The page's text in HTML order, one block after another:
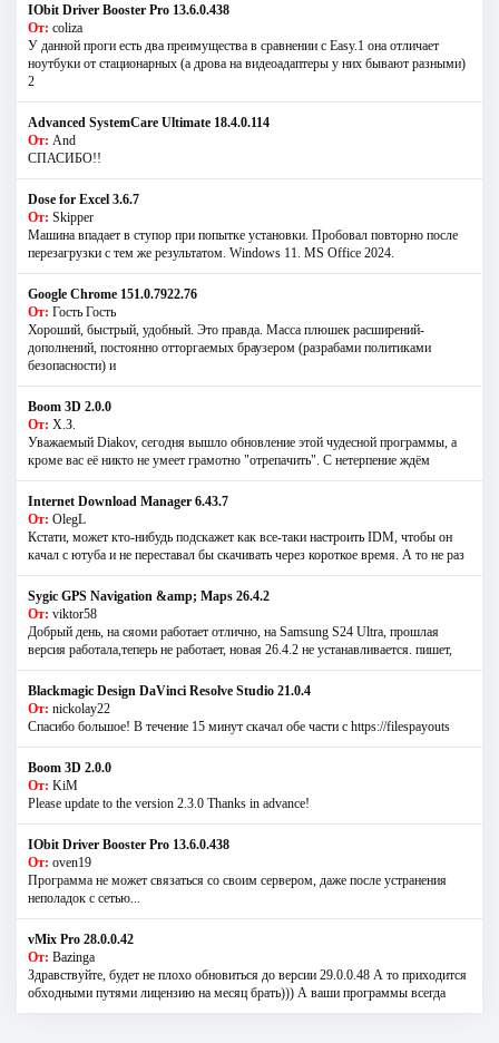
IObit Driver Booster Pro 13.6.0.438
От: coliza
У данной проги есть два преимущества в сравнении с Easy.1 она отличает
ноутбуки от стационарных (а дрова на видеоадаптеры у них бывают разными)
2
Advanced SystemCare Ultimate 18.4.0.114
От: And
СПАСИБО!!
Dose for Excel 3.6.7
От: Skipper
Машина впадает в ступор при попытке установки. Пробовал повторно после
перезагрузки с тем же результатом. Windows 11. MS Offiсe 2024.
Google Chrome 151.0.7922.76
От: Гость Гость
Хороший, быстрый, удобный. Это правда. Масса плюшек расширений-
дополнений, постоянно отторгаемых браузером (разрабами политиками
безопасности) и
Boom 3D 2.0.0
От: Х.З.
Уважаемый Diakov, сегодня вышло обновление этой чудесной программы, а
кроме вас её никто не умеет грамотно "отрепачить". С нетерпение ждём
Internet Download Manager 6.43.7
От: OlegL
Кстати, может кто-нибудь подскажет как все-таки настроить IDM, чтобы он
качал с ютуба и не переставал бы скачивать через короткое время. А то не раз
Sygic GPS Navigation &amp; Maps 26.4.2
От: viktor58
Добрый день, на сяоми работает отлично, на Samsung S24 Ultra, прошлая
версия работала,теперь не работает, новая 26.4.2 не устанавливается. пишет,
Blackmagic Design DaVinci Resolve Studio 21.0.4
От: nickolay22
Спасибо большое! В течение 15 минут скачал обе части с https://filespayouts
Boom 3D 2.0.0
От: KiM
Please update to the version 2.3.0 Thanks in advance!
IObit Driver Booster Pro 13.6.0.438
От: oven19
Программа не может связаться со своим сервером, даже после устранения
неполадок с сетью...
vMix Pro 28.0.0.42
От: Bazinga
Здравствуйте, будет не плохо обновиться до версии 29.0.0.48 А то приходится
обходными путями лицензию на месяц брать))) А ваши программы всегда